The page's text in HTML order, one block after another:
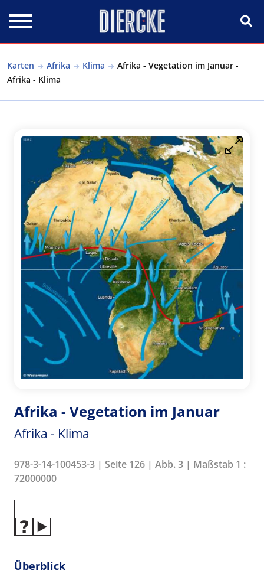
Karten Afrika Klima
Afrika - Vegetation im Januar -
Afrika - Klima
Afrika - Vegetation im Januar
Afrika - Klima
978-3-14-100453-3 | Seite 126 | Abb. 3 | Maßstab 1 :
72000000
Überblick